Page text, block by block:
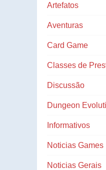
Artefatos
Aventuras
Card Game
Classes de
Discussão
Dungeon
Informativos
Noticias Games
Noticias Gerais